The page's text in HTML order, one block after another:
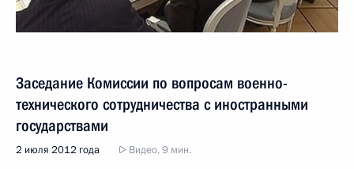
Заседание Комиссии по вопросам военно-
технического сотрудничества с иностранными
государствами
2 июля 2012 года Видео, 9 мин.